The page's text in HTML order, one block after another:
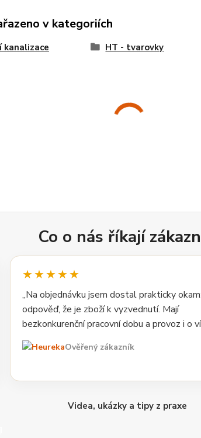
v kategoriích
kanalizace HT - tvarovky
Co o nás říkají
★★★★★
„Na objednávku jsem dostal prakticky
odpověď, že je zboží k vyzvednutí. Mají
bezkonkurenční pracovní dobu a provoz i o
Ověřený zákazník
Videa, ukázky a tipy z praxe